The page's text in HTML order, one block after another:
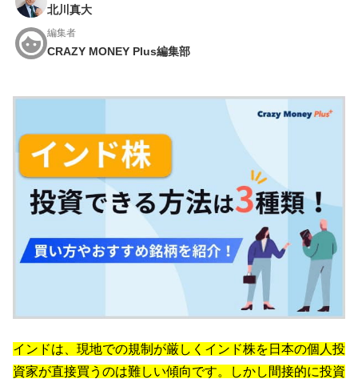
北川真大
編集者
CRAZY MONEY Plus編集部
インドは、現地での規制が厳しくインド株を日本の個人投
資家が直接買うのは難しい傾向です。しかし間接的に投資